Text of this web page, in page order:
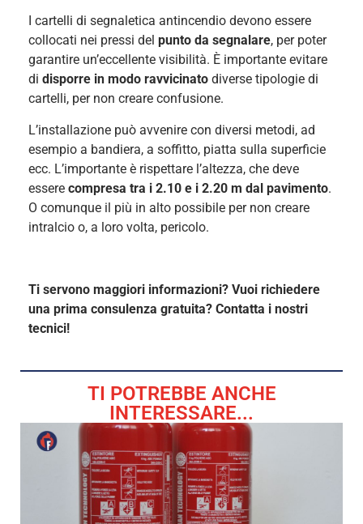
I cartelli di segnaletica antincendio devono essere
collocati nei pressi del punto da segnalare, per poter
garantire un’eccellente visibilità. È importante evitare
di disporre in modo ravvicinato diverse tipologie di
cartelli, per non creare confusione.
L’installazione può avvenire con diversi metodi, ad
esempio a bandiera, a soffitto, piatta sulla superficie
ecc. L’importante è rispettare l’altezza, che deve
essere compresa tra i 2.10 e i 2.20 m dal pavimento.
O comunque il più in alto possibile per non creare
intralcio o, a loro volta, pericolo.
Ti servono maggiori informazioni? Vuoi richiedere
una prima consulenza gratuita? Contatta i nostri
tecnici!
TI POTREBBE ANCHE
INTERESSARE...